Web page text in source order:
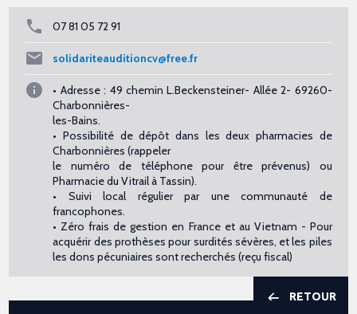
07 81 05 72 91
solidariteauditioncv@free.fr
• Adresse : 49 chemin L.Beckensteiner- Allée 2- 69260-
Charbonnières-
les-Bains.
• Possibilité de dépôt dans les deux pharmacies de
Charbonnières (rappeler
le numéro de téléphone pour être prévenus) ou
Pharmacie du Vitrail à Tassin).
• Suivi local régulier par une communauté de
francophones.
• Zéro frais de gestion en France et au Vietnam - Pour
acquérir des prothèses pour surdités sévères, et les piles
les dons pécuniaires sont recherchés (reçu fiscal)
RETOUR